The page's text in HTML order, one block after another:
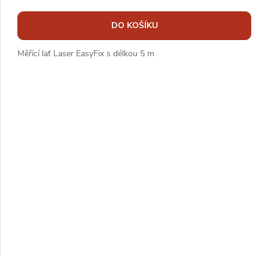
DO KOŠÍKU
Měřící lať Laser EasyFix s délkou 5 m